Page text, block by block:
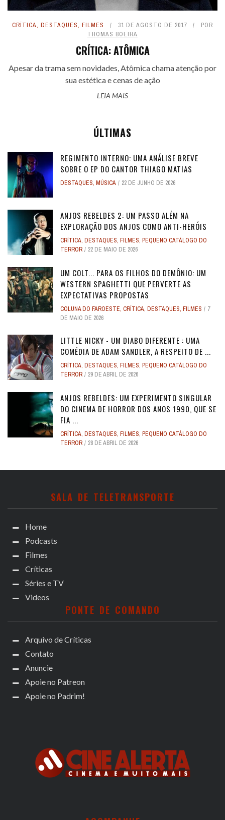
CRÍTICA, DESTAQUES, FILMES 31 DE AGOSTO DE 2017
POR
THOMÁS BOEIRA
CRÍTICA: ATÔMICA
Apesar da trama sem novidades, Atômica chama atenção por
sua estética e cenas de ação
LEIA MAIS
ÚLTIMAS
REGIMENTO INTERNO: UMA ANÁLISE BREVE
SOBRE O EP DO CANTOR THIAGO MATIAS
DESTAQUES, MÚSICA 22 DE JUNHO DE 2026
ANJOS REBELDES 2: UM PASSO ALÉM NA
EXPLORAÇÃO DOS ANJOS COMO ANTI-HERÓIS
CRÍTICA, DESTAQUES, FILMES, PEQUENO CATÁLOGO DO
TERROR
22 DE MAIO DE 2026
UM COLT... PARA OS FILHOS DO DEMÔNIO: UM
WESTERN SPAGHETTI QUE PERVERTE AS
EXPECTATIVAS PROPOSTAS
COLUNA DO FAROESTE, CRÍTICA, DESTAQUES, FILMES
7
DE MAIO DE 2026
LITTLE NICKY - UM DIABO DIFERENTE : UMA
COMÉDIA DE ADAM SANDLER, A RESPEITO DE ...
CRÍTICA, DESTAQUES, FILMES, PEQUENO CATÁLOGO DO
TERROR
29 DE ABRIL DE 2026
ANJOS REBELDES: UM EXPERIMENTO SINGULAR
DO CINEMA DE HORROR DOS ANOS 1990, QUE SE
FIA ...
CRÍTICA, DESTAQUES, FILMES, PEQUENO CATÁLOGO DO
TERROR
28 DE ABRIL DE 2026
SALA DE TELETRANSPORTE
Home
Podcasts
Filmes
Críticas
Séries e TV
Videos
PONTE DE COMANDO
Arquivo de Críticas
Contato
Anuncie
Apoie no Patreon
Apoie no Padrim!